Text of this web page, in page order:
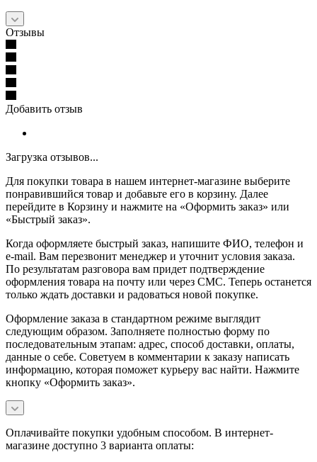
Отзывы
Добавить отзыв
Загрузка отзывов...
Для покупки товара в нашем интернет-магазине выберите
понравившийся товар и добавьте его в корзину. Далее
перейдите в Корзину и нажмите на «Оформить заказ» или
«Быстрый заказ».
Когда оформляете быстрый заказ, напишите ФИО, телефон и
e-mail. Вам перезвонит менеджер и уточнит условия заказа.
По результатам разговора вам придет подтверждение
оформления товара на почту или через СМС. Теперь останется
только ждать доставки и радоваться новой покупке.
Оформление заказа в стандартном режиме выглядит
следующим образом. Заполняете полностью форму по
последовательным этапам: адрес, способ доставки, оплаты,
данные о себе. Советуем в комментарии к заказу написать
информацию, которая поможет курьеру вас найти. Нажмите
кнопку «Оформить заказ».
Оплачивайте покупки удобным способом. В интернет-
магазине доступно 3 варианта оплаты: